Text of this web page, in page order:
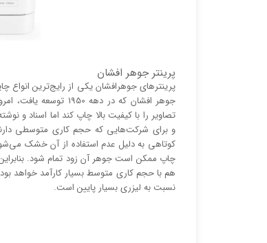
پرینتر جوهر افشان
پرینتر‌های جوهرافشان یکی از رایج‌ترین
جوهر افشان که در
تصاویر را با کیفیت بالا چاپ کند اما اسناد
و برای شرکت‌هایی که حجم کاری متوسطی
کوتاهی به دلیل عدم استفاده از آن خشک
چاپ ممکن است جوهر آن زود تمام شود.
هم با حجم کاری متوسط بسیار کارآمد خواهد
نسبت به لیزری بسیار پایین است.